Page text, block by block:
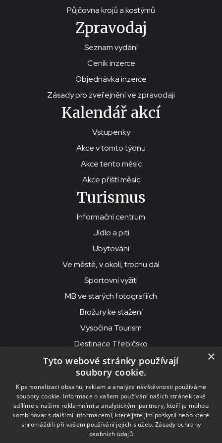
Půjčovna krojů a kostýmů
Zpravodaj
Seznam vydání
Ceník inzerce
Objednávka inzerce
Zásady pro zveřejnění ve zpravodaji
Kalendář akcí
Vstupenky
Akce v tomto týdnu
Akce tento měsíc
Akce příští měsíc
Turismus
Informační centrum
Jídlo a pití
Ubytování
Ve městě, v okolí, trochu dál
Sportovní vyžití
MB ve starých fotografiích
Brožury ke stažení
Vysočina Tourism
Destinace Třebíčsko
© 2026MKS Beseda Mor. Budějovice
MKS Beseda, příspěvková organizace, Purcnerova 62, 676 02
Moravské Budějovice
IČO: 00091758, DIČ: CZ00091758, ID datové schránky: chjn2kd
×
Tyto webové stránky používají
soubory cookie.
K personalizaci obsahu, reklam a analýze návštěvnosti používáme
soubory cookie. Informace o vašem používání našich stránek také
sdílíme s našimi reklamními a analytickými partnery, kteří je mohou
kombinovat s dalšími informacemi, které jste jim poskytli nebo které
shromáždili při vašem používání jejich služeb. Zásady ochrany
osobních údajů